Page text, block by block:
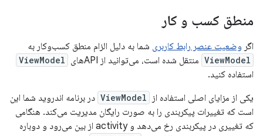
منطق کسب و کار
اگر وضعیت عنصر رابط کاربری شما به دلیل الزام منطق کسب‌وکار به
ViewModel منتقل شده است، می‌توانید از APIهای ViewModel
استفاده کنید.
یکی از مزایای اصلی استفاده از
ViewModel در برنامه اندروید شما این
است که تغییرات پیکربندی را به صورت رایگان مدیریت می‌کند. هنگامی
که تغییری در پیکربندی رخ می‌دهد و activity از بین می‌رود و دوباره